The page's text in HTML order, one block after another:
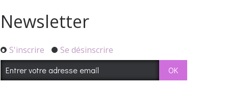
Newsletter
S'inscrire Se désinscrire